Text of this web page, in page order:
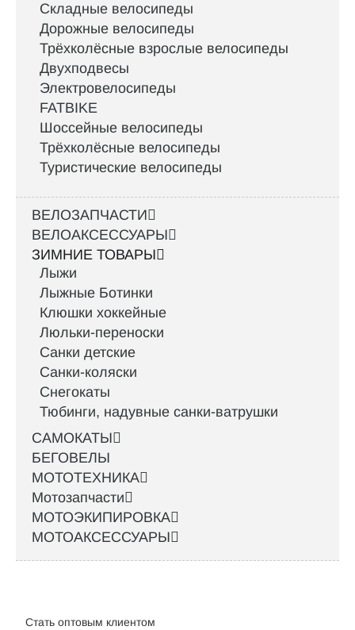
Складные велосипеды
Дорожные велосипеды
Трёхколёсные взрослые велосипеды
Двухподвесы
Электровелосипеды
FATBIKE
Шоссейные велосипеды
Трёхколёсные велосипеды
Туристические велосипеды
ВЕЛОЗАПЧАСТИ
ВЕЛОАКСЕССУАРЫ
ЗИМНИЕ ТОВАРЫ
Лыжи
Лыжные Ботинки
Клюшки хоккейные
Люльки-переноски
Санки детские
Санки-коляски
Снегокаты
Тюбинги, надувные санки-ватрушки
САМОКАТЫ
БЕГОВЕЛЫ
МОТОТЕХНИКА
Мотозапчасти
МОТОЭКИПИРОВКА
МОТОАКСЕССУАРЫ
Стать оптовым клиентом